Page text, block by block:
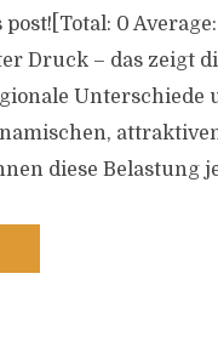
post![Total: 0
Druck – das zeigt
Unterschiede
diese Belastung